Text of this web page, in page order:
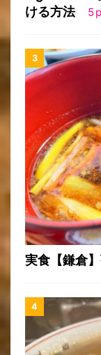
ける方法
5
実食【鎌倉